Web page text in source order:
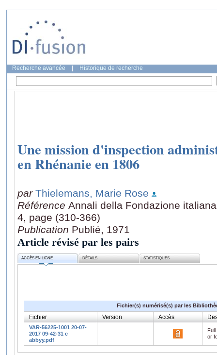
Recherche avancée Historique de recherche
Une mission d'inspection
en Rhénanie en 1806
par Thielemans, Marie Rose
Référence Annali della Fondazione
4, page (310-366)
Publication Publié, 1971
Article révisé par les pairs
ACCÈS EN LIGNE DÉTAILS STATISTIQUES
Fichier(s) numérisé(s) par les
Fichier Version Accès
VAR-56225-1001 20-07-
2017 09-42-31 c
abbyy.pdf
or